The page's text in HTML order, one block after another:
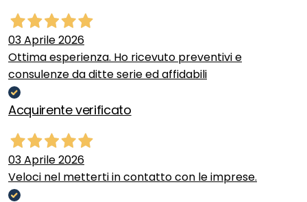
03 Aprile 2026
Ottima esperienza. Ho ricevuto preventivi e
consulenze da ditte serie ed affidabili
Acquirente verificato
03 Aprile 2026
Veloci nel metterti in contatto con le imprese.